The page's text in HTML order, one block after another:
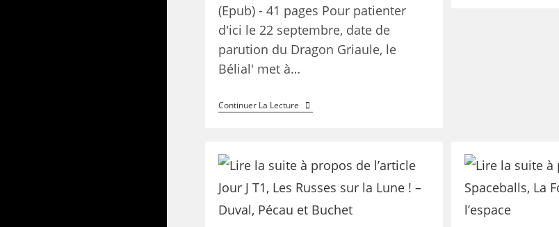
(Epub) - 41 pages Pour patienter
d'ici le 22 septembre, date de
parution du Dragon Griaule, le
Bélial' met à…
Continuer La Lecture